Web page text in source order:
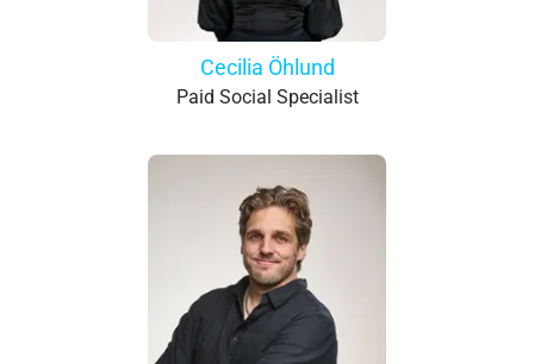
Cecilia Öhlund
Paid Social Specialist